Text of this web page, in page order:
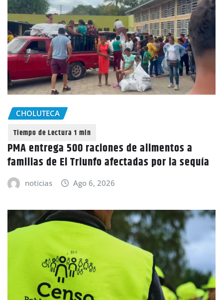
CHOLUTECA
PMA entrega 500 raciones de alimentos a
familias de El Triunfo afectadas por la sequía
noticias Ago 6, 2026